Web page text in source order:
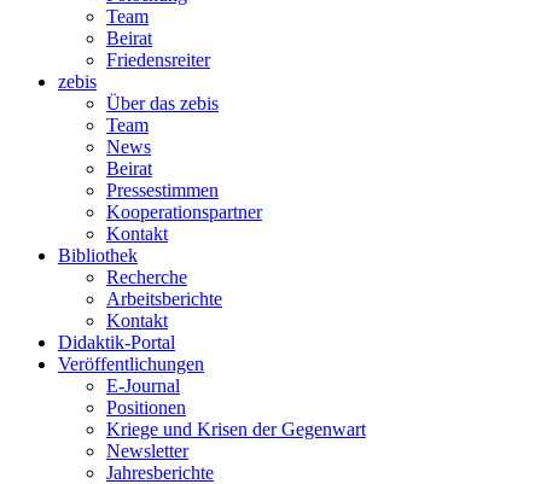
Team
Beirat
Friedensreiter
zebis
Über das zebis
Team
News
Beirat
Pressestimmen
Kooperationspartner
Kontakt
Bibliothek
Recherche
Arbeitsberichte
Kontakt
Didaktik-Portal
Veröffentlichungen
E­-Journal
Positionen
Kriege und Krisen der Gegenwart
Newsletter
Jahresberichte